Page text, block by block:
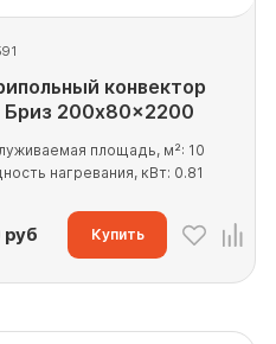
конвектор
200x80x2200
площадь, м²: 10
нагревания, кВт: 0.81
руб Купить